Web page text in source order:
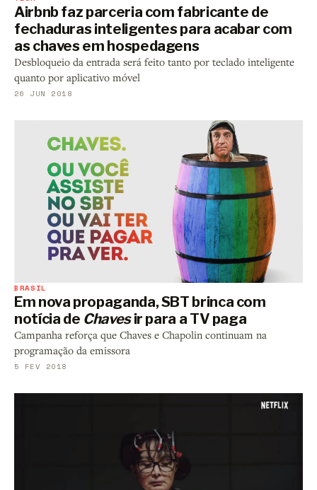
Airbnb faz parceria com fabricante de
fechaduras inteligentes para acabar com
as chaves em hospedagens
Desbloqueio da entrada será feito tanto por teclado inteligente
quanto por aplicativo móvel
26 JUN 2018
BRASIL
Em nova propaganda, SBT brinca com
notícia de Chavesir para a TV paga
Campanha reforça que Chaves e Chapolin continuam na
programação da emissora
5 FEV 2018